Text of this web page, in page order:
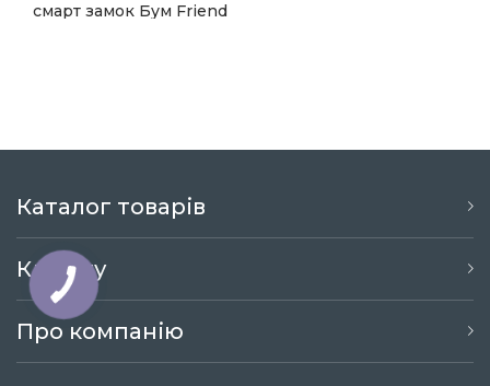
смарт замок Бум Friend
Каталог товарів
Клієнту
Про компанію